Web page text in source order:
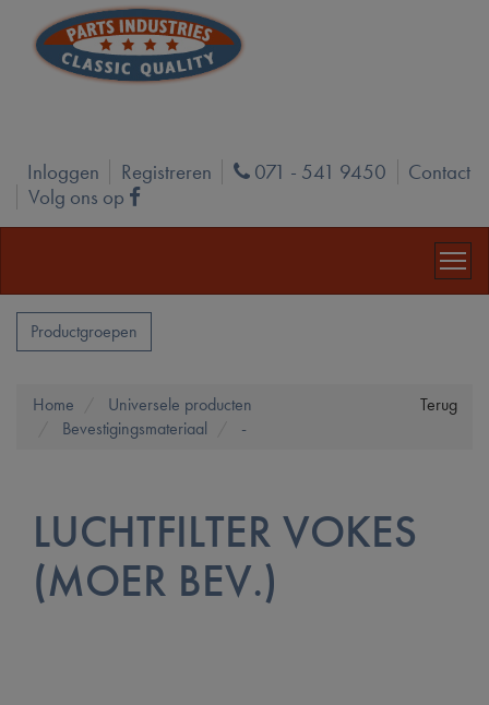
Inloggen Registreren Phone
071 - 541 9450
Contact
Volg ons op
Facebook
Productgroepen
Terug
Home
Universele producten
Bevestigingsmateriaal
-
LUCHTFILTER VOKES
(MOER BEV.)